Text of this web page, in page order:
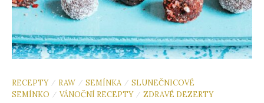
RECEPTY / RAW / SEMÍNKA / SLUNEČNICOVÉ
SEMÍNKO
/ VÁNOČNÍ RECEPTY / ZDRAVÉ DEZERTY